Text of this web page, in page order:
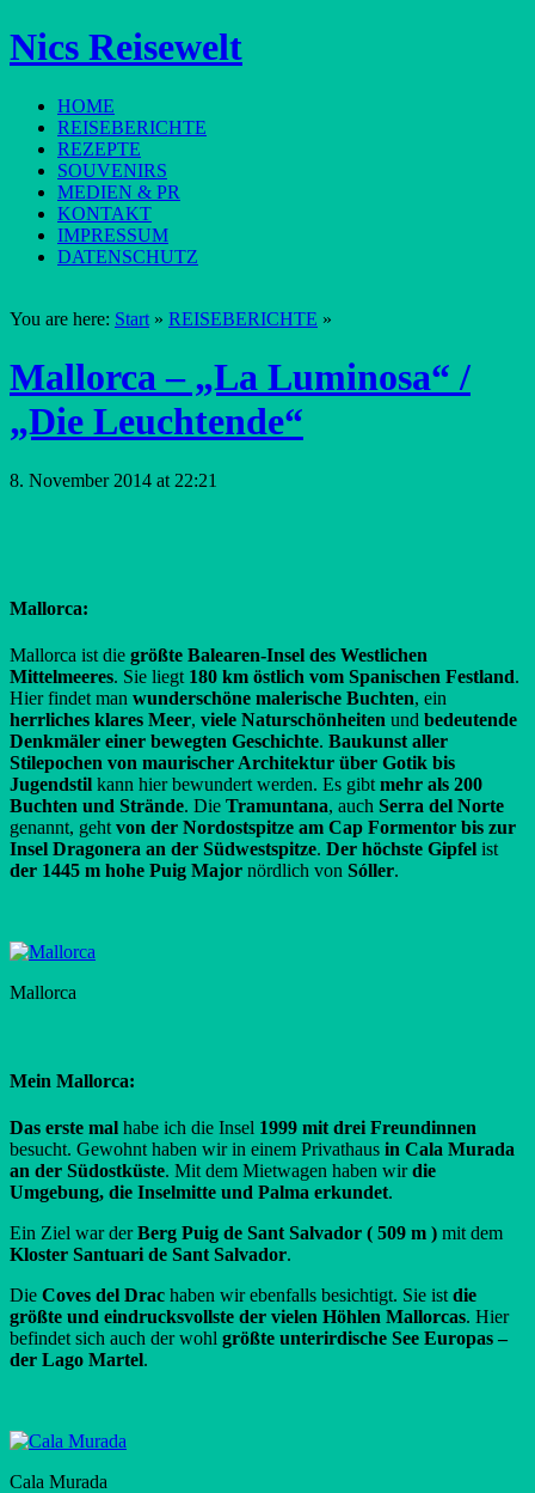
Nics Reisewelt
HOME
REISEBERICHTE
REZEPTE
SOUVENIRS
MEDIEN & PR
KONTAKT
IMPRESSUM
DATENSCHUTZ
You are here: Start » REISEBERICHTE »
Mallorca – „La Luminosa“ /
„Die Leuchtende“
8. November 2014 at 22:21
Mallorca:
Mallorca ist die größte Balearen-Insel des Westlichen
Mittelmeeres. Sie liegt 180 km östlich vom Spanischen Festland.
Hier findet man wunderschöne malerische Buchten, ein
herrliches klares Meer, viele Naturschönheiten und bedeutende
Denkmäler einer bewegten Geschichte. Baukunst aller
Stilepochen von maurischer Architektur über Gotik bis
Jugendstil kann hier bewundert werden. Es gibt mehr als 200
Buchten und Strände. Die Tramuntana, auch Serra del Norte
genannt, geht von der Nordostspitze am Cap Formentor bis zur
Insel Dragonera an der Südwestspitze. Der höchste Gipfel ist
der 1445 m hohe Puig Major nördlich von Sóller.
Mallorca
Mein Mallorca:
Das erste mal habe ich die Insel 1999 mit drei Freundinnen
besucht. Gewohnt haben wir in einem Privathaus in Cala Murada
an der Südostküste. Mit dem Mietwagen haben wirdie
Umgebung, die Inselmitte und Palma erkundet.
Ein Ziel war derBerg Puig de Sant Salvador ( 509 m ) mit dem
Kloster Santuari de Sant Salvador.
Die Coves del Drac haben wir ebenfalls besichtigt. Sie ist die
größte und eindrucksvollste der vielen Höhlen Mallorcas. Hier
befindet sich auch der wohl größte unterirdische See Europas –
der Lago Martel.
Cala Murada